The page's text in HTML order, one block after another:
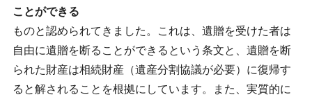
ことができる
ものと認められてきました。これは、遺贈を受けた者は
自由に遺贈を断ることができるという条文と、遺贈を断
られた財産は相続財産（遺産分割協議が必要）に復帰す
ると解されることを根拠にしています。また、実質的に